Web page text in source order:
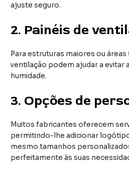
ajuste seguro.
2. Painéis de
Para estruturas maiores ou
ventilação podem ajudar a evitar
humidade.
3. Opções de
Muitos fabricantes oferecem
permitindo-lhe adicionar
mesmo tamanhos
perfeitamente às suas